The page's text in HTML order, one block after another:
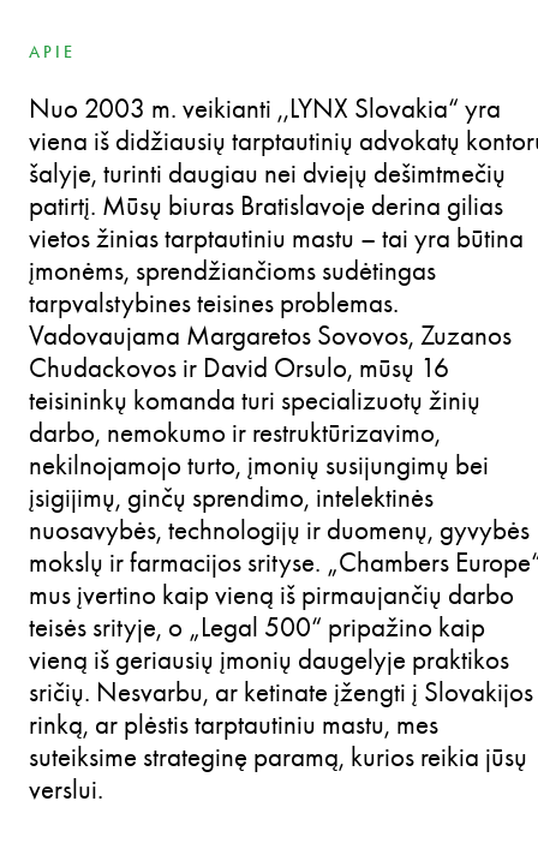
APIE
Nuo 2003 m. veikianti ,,LYNX Slovakia“ yra
viena iš didžiausių tarptautinių advokatų
šalyje, turinti daugiau nei dviejų dešimtmečių
patirtį. Mūsų biuras Bratislavoje derina gilias
vietos žinias tarptautiniu mastu – tai yra būtina
įmonėms, sprendžiančioms sudėtingas
tarpvalstybines teisines problemas.
Vadovaujama Margaretos Sovovos, Zuzanos
Chudackovos ir David Orsulo, mūsų 16
teisininkų komanda turi specializuotų žinių
darbo, nemokumo ir restruktūrizavimo,
nekilnojamojo turto, įmonių susijungimų bei
įsigijimų, ginčų sprendimo, intelektinės
nuosavybės, technologijų ir duomenų, gyvybės
mokslų ir farmacijos srityse. „Chambers
mus įvertino kaip vieną iš pirmaujančių darbo
teisės srityje, o „Legal 500“ pripažino kaip
vieną iš geriausių įmonių daugelyje praktikos
sričių. Nesvarbu, ar ketinate įžengti į Slovakijos
rinką, ar plėstis tarptautiniu mastu, mes
suteiksime strateginę paramą, kurios reikia jūsų
verslui.